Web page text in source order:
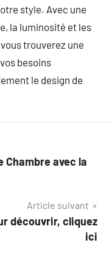
style. Avec une
la luminosité et les
trouverez une
besoins
le design de
Chambre avec la
Article suivant
découvrir, cliquez
ici